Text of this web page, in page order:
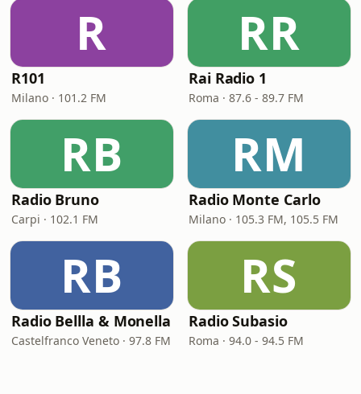
R
R101
Milano · 101.2 FM
RR
Rai Radio 1
Roma · 87.6 - 89.7 FM
RB
Radio Bruno
Carpi · 102.1 FM
RM
Radio Monte Carlo
Milano · 105.3 FM, 105.5 FM
RB
Radio Bellla & Monella
Castelfranco Veneto · 97.8 FM
RS
Radio Subasio
Roma · 94.0 - 94.5 FM